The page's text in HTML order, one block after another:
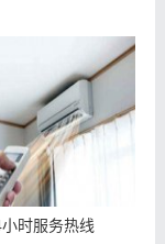
时服务热线